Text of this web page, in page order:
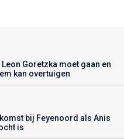
Goretzka moet gaan en
kan overtuigen
bij Feyenoord als Anis
is